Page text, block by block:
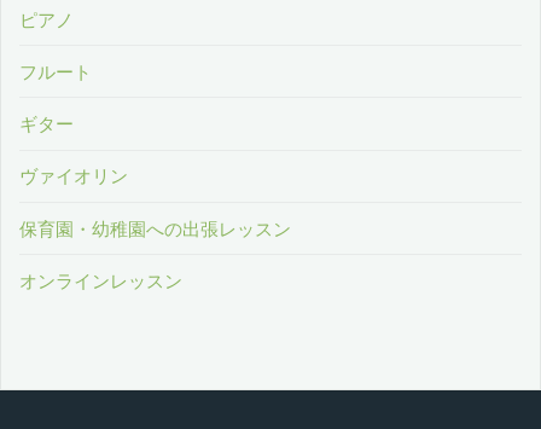
ピアノ
フルート
ギター
ヴァイオリン
保育園・幼稚園への出張レッスン
オンラインレッスン